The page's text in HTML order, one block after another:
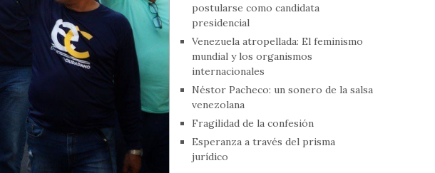
postularse como candidata
presidencial
Venezuela atropellada: El feminismo
mundial y los organismos
internacionales
Néstor Pacheco: un sonero de la salsa
venezolana
Fragilidad de la confesión
Esperanza a través del prisma
jurídico